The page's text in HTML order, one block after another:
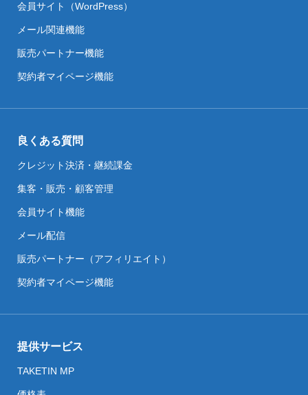
会員サイト（WordPress）
メール関連機能
販売パートナー機能
契約者マイページ機能
良くある質問
クレジット決済・継続課金
集客・販売・顧客管理
会員サイト機能
メール配信
販売パートナー（アフィリエイト）
契約者マイページ機能
提供サービス
TAKETIN MP